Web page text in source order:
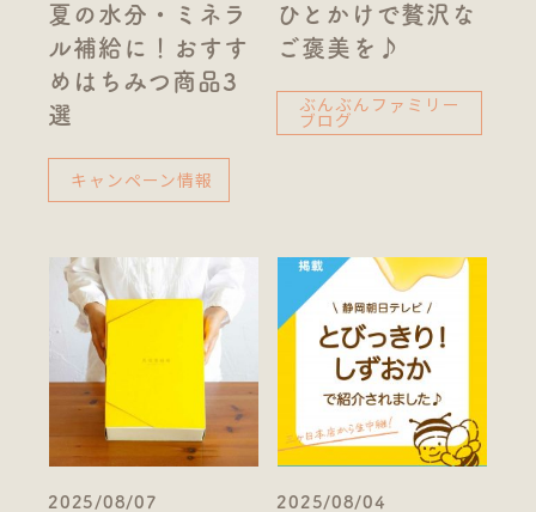
夏の水分・ミネラ
ル補給に！おすす
めはちみつ商品3
選
キャンペーン情報
ひとかけで贅沢な
ご褒美を♪
ぶんぶんファミリー
ブログ
2025/08/07 2025/08/04